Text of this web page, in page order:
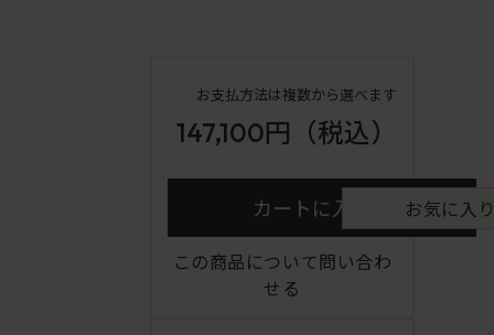
お支払方法は複数から選べます
147,100円 （税込）
カートに入れる お気に入
この商品について問い合わ
せる